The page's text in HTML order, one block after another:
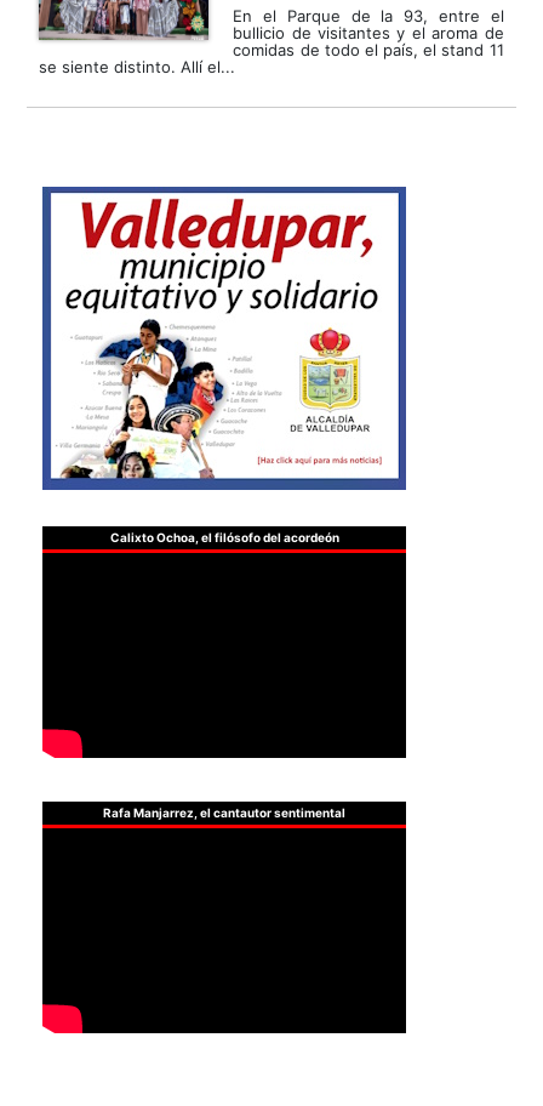
En el Parque de la 93, entre el
bullicio de visitantes y el aroma de
comidas de todo el país, el stand 11
se siente distinto. Allí el...
Calixto Ochoa, el filósofo del acordeón
Rafa Manjarrez, el cantautor sentimental